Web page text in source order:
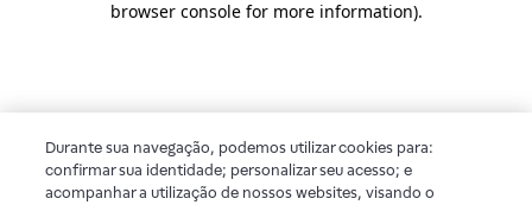
browser console for more information).
Durante sua navegação, podemos utilizar cookies para:
confirmar sua identidade; personalizar seu acesso; e
acompanhar a utilização de nossos websites, visando o